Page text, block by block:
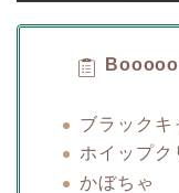
Booooo
ブラックキ
ホイップク
かぼちゃ